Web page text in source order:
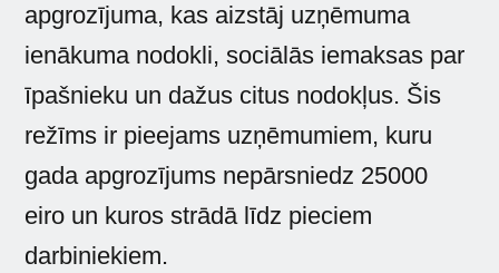
apgrozījuma, kas aizstāj uzņēmuma
ienākuma nodokli, sociālās iemaksas par
īpašnieku un dažus citus nodokļus. Šis
režīms ir pieejams uzņēmumiem, kuru
gada apgrozījums nepārsniedz 25000
eiro un kuros strādā līdz pieciem
darbiniekiem.